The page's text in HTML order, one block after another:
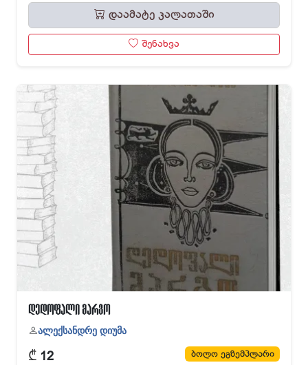
დაამატე კალათაში
შენახვა
დედოფალი მარგო
ალექსანდრე დიუმა
₾ 12 ბოლო ეგზემპლარი